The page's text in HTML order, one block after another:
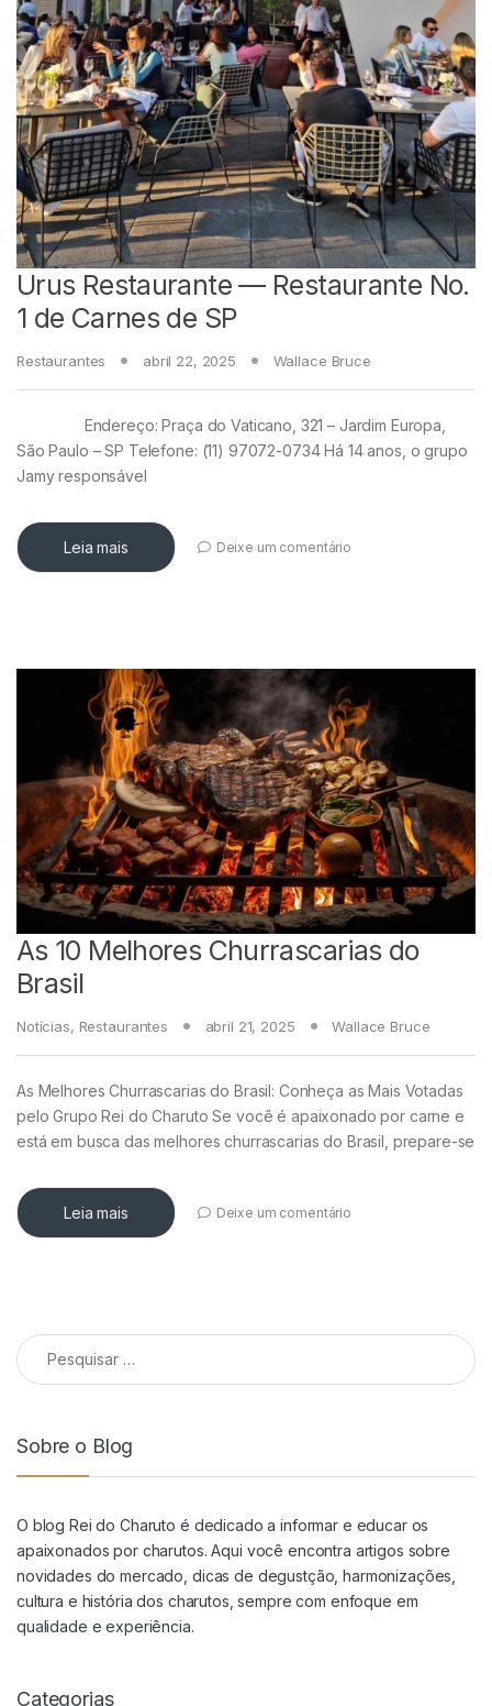
Urus Restaurante — Restaurante No.
1 de Carnes de SP
Restaurantes abril 22, 2025 Wallace Bruce
Endereço: Praça do Vaticano, 321 – Jardim Europa,
São Paulo – SP Telefone: (11) 97072-0734 Há 14 anos, o grupo
Jamy responsável
Leia mais Deixe um comentário
As 10 Melhores Churrascarias do
Brasil
Notícias, Restaurantes abril 21, 2025 Wallace Bruce
As Melhores Churrascarias do Brasil: Conheça as Mais Votadas
pelo Grupo Rei do Charuto Se você é apaixonado por carne e
está em busca das melhores churrascarias do Brasil, prepare-se
Leia mais Deixe um comentário
Pesquisar por:
Sobre o Blog
O blog Rei do Charuto é dedicado a informar e educar os
apaixonados por charutos. Aqui você encontra artigos sobre
novidades do mercado, dicas de degustção, harmonizações,
cultura e história dos charutos, sempre com enfoque em
qualidade e experiência.
Categorias